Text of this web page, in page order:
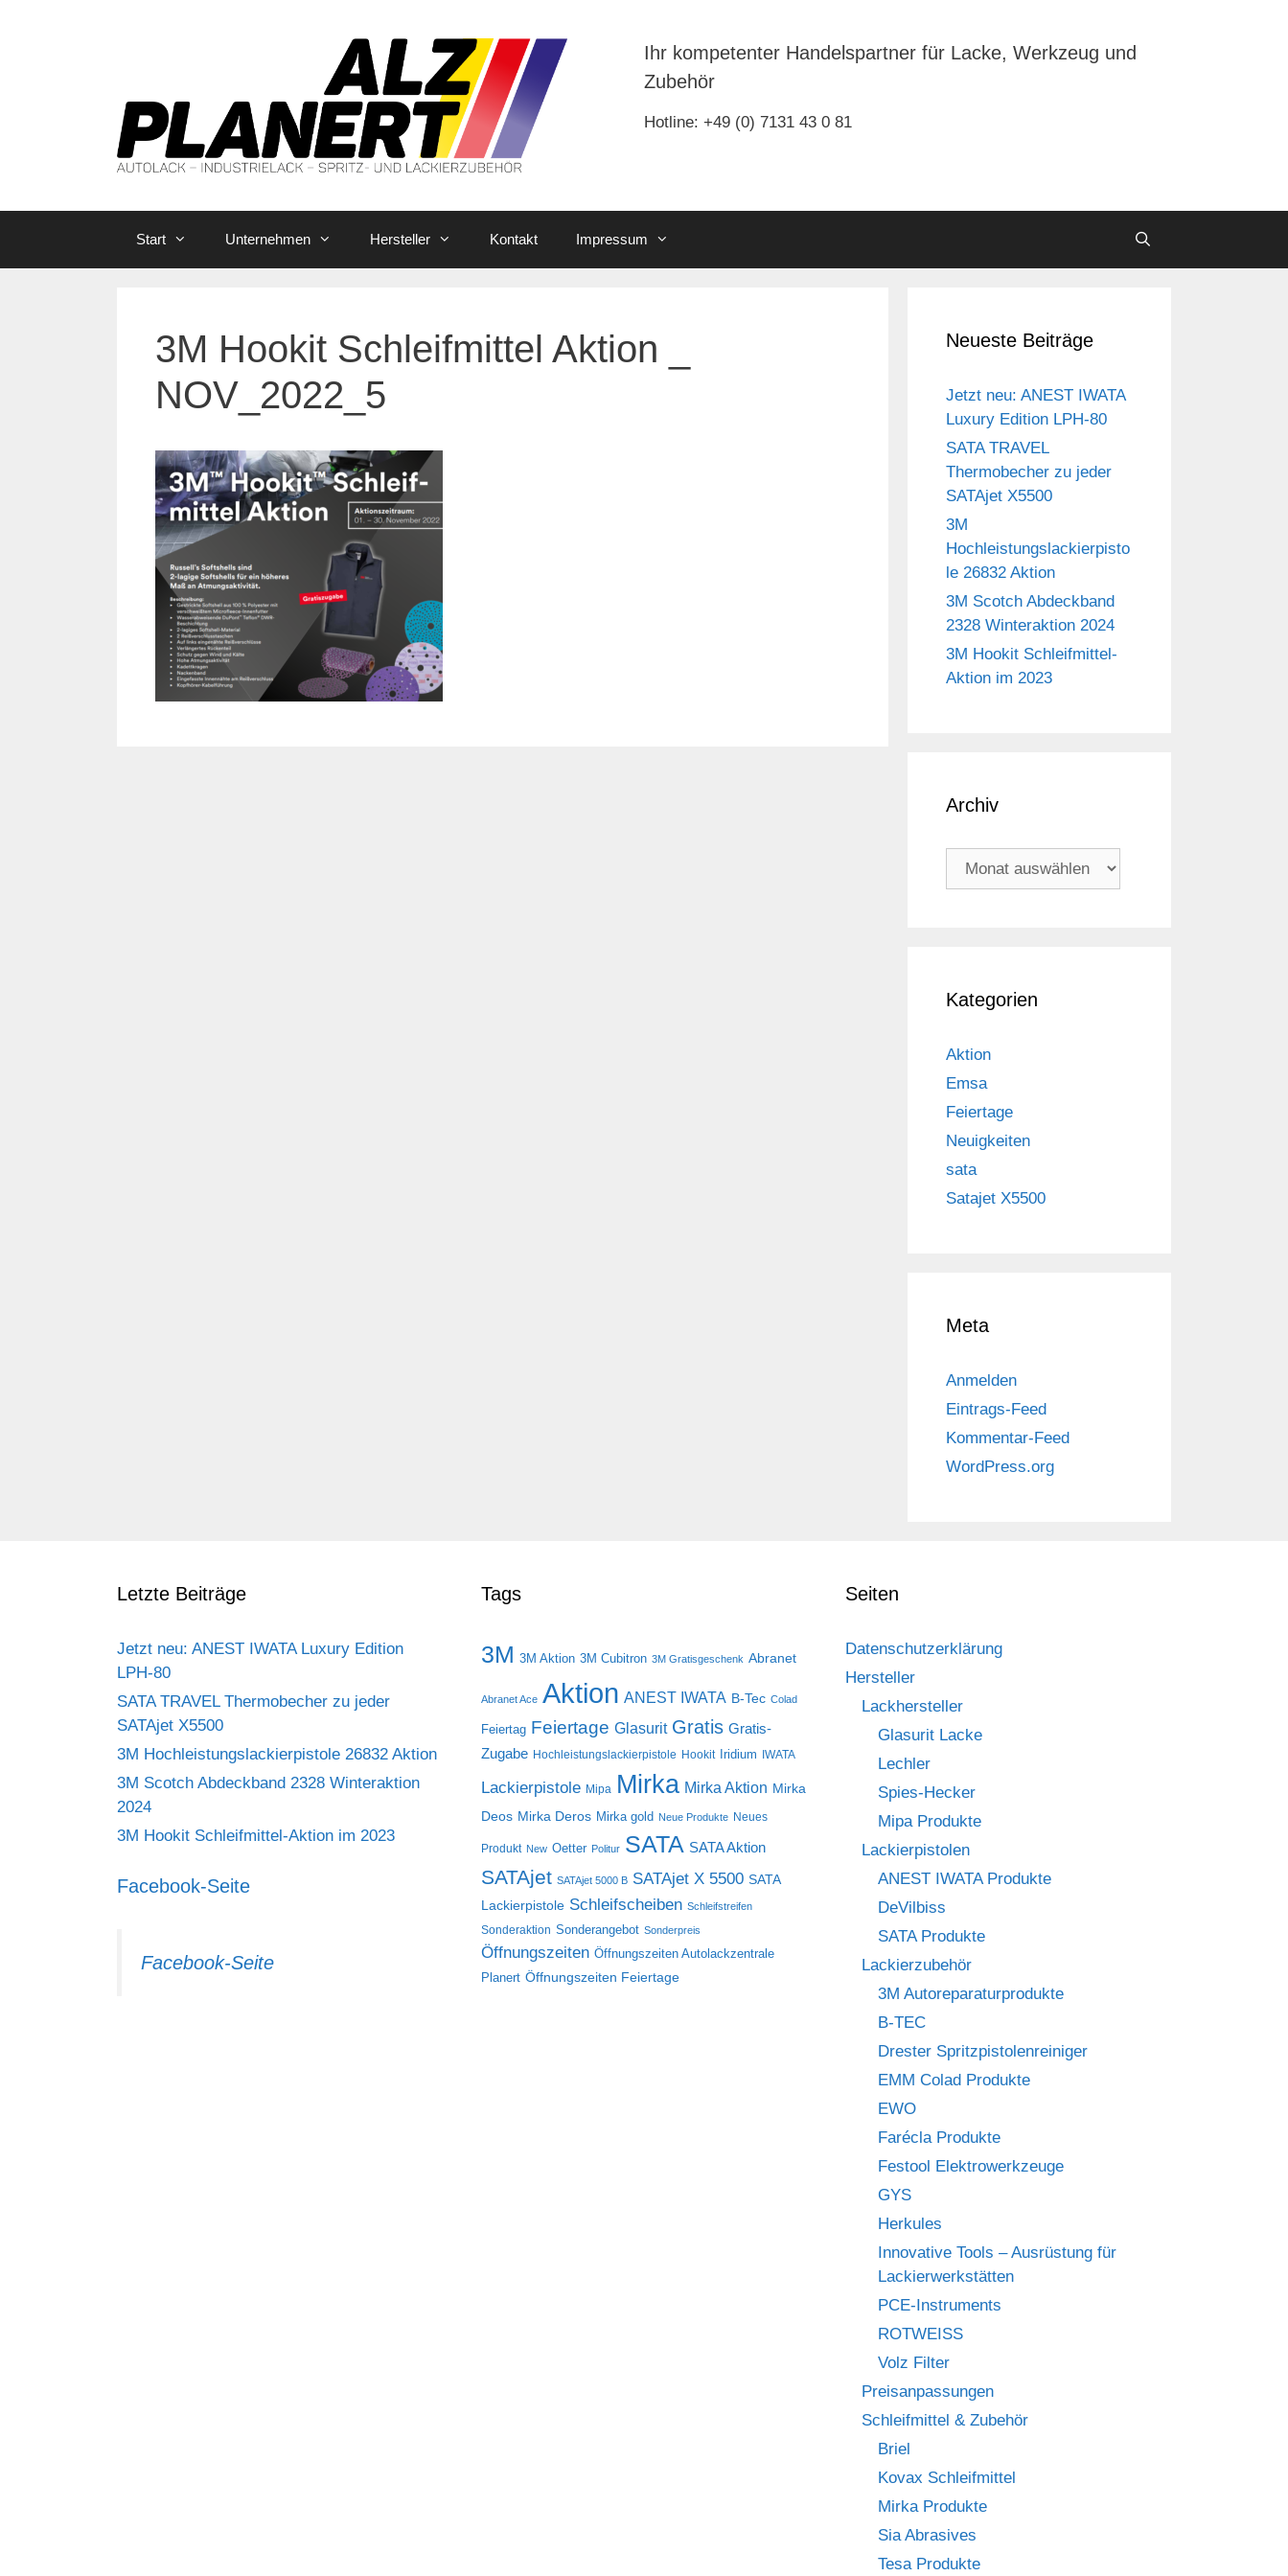
Ihr kompetenter Handelspartner für Lacke, Werkzeug und
Zubehör
Hotline: +49 (0) 7131 43 0 81
Start Unternehmen Hersteller Kontakt Impressum
3M Hookit Schleifmittel Aktion _
NOV_2022_5
Neueste Beiträge
Jetzt neu: ANEST IWATA
Luxury Edition LPH-80
SATA TRAVEL
Thermobecher zu jeder
SATAjet X5500
3M
Hochleistungslackierpisto
le 26832 Aktion
3M Scotch Abdeckband
2328 Winteraktion 2024
3M Hookit Schleifmittel-
Aktion im 2023
Archiv
Archiv
Kategorien
Aktion
Emsa
Feiertage
Neuigkeiten
sata
Satajet X5500
Meta
Anmelden
Eintrags-Feed
Kommentar-Feed
WordPress.org
Letzte Beiträge
Jetzt neu: ANEST IWATA Luxury Edition
LPH-80
SATA TRAVEL Thermobecher zu jeder
SATAjet X5500
3M Hochleistungslackierpistole 26832 Aktion
3M Scotch Abdeckband 2328 Winteraktion
2024
3M Hookit Schleifmittel-Aktion im 2023
Facebook-Seite
Facebook-Seite
Tags
3M 3M Aktion 3M Cubitron 3M Gratisgeschenk Abranet
Abranet Ace Aktion ANEST IWATA B-Tec Colad
Feiertag Feiertage Glasurit Gratis Gratis-
Zugabe Hochleistungslackierpistole Hookit Iridium IWATA
Lackierpistole Mipa Mirka Mirka Aktion Mirka
Deos Mirka Deros Mirka gold Neue Produkte Neues
Produkt New Oetter Politur SATA SATA Aktion
SATAjet SATAjet 5000 B SATAjet X 5500 SATA
Lackierpistole Schleifscheiben Schleifstreifen
Sonderaktion Sonderangebot Sonderpreis
Öffnungszeiten Öffnungszeiten Autolackzentrale
Planert Öffnungszeiten Feiertage
Seiten
Datenschutzerklärung
Hersteller
Lackhersteller
Glasurit Lacke
Lechler
Spies-Hecker
Mipa Produkte
Lackierpistolen
ANEST IWATA Produkte
DeVilbiss
SATA Produkte
Lackierzubehör
3M Autoreparaturprodukte
B-TEC
Drester Spritzpistolenreiniger
EMM Colad Produkte
EWO
Farécla Produkte
Festool Elektrowerkzeuge
GYS
Herkules
Innovative Tools – Ausrüstung für
Lackierwerkstätten
PCE-Instruments
ROTWEISS
Volz Filter
Preisanpassungen
Schleifmittel & Zubehör
Briel
Kovax Schleifmittel
Mirka Produkte
Sia Abrasives
Tesa Produkte